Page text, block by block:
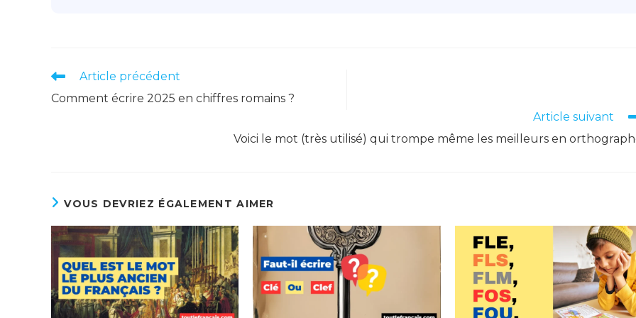
Read
articles
Article précédent
Comment écrire 2025 en chiffres romains ?
Article suivant
Voici le mot (très utilisé) qui trompe même les meilleurs en
VOUS DEVRIEZ ÉGALEMENT AIMER